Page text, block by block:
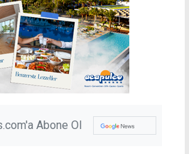
Abone Ol